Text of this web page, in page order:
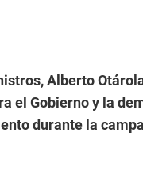
Alberto
el Gobierno y la
durante la